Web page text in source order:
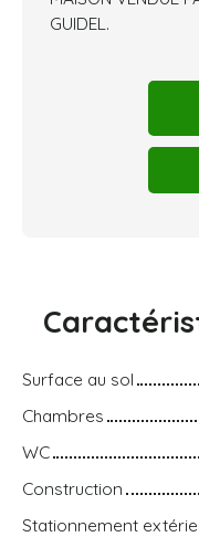
GUIDEL.
Surface au sol
Chambres
WC
Construction
Stationnement